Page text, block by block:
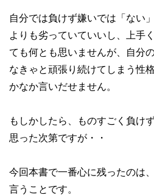
自分では負けず嫌いでは「ない
よりも劣っていていいし、上手
ても何とも思いませんが、自分
なきゃと頑張り続けてしまう性
かなか言いだせません。
もしかしたら、ものすごく負け
思った次第ですが・・
今回本書で一番心に残ったのは、
言うことです。